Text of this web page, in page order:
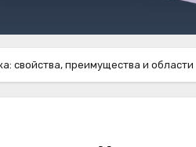
свойства, преимущества и